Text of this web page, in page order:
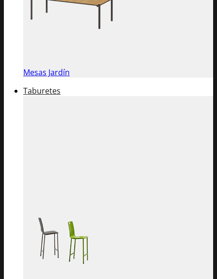
Mesas Jardín
Taburetes